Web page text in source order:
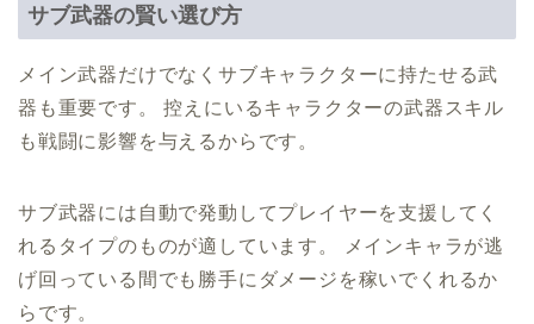
サブ武器の賢い選び方
メイン武器だけでなくサブキャラクターに持たせる武
器も重要です。 控えにいるキャラクターの武器スキル
も戦闘に影響を与えるからです。
サブ武器には自動で発動してプレイヤーを支援してく
れるタイプのものが適しています。 メインキャラが逃
げ回っている間でも勝手にダメージを稼いでくれるか
らです。